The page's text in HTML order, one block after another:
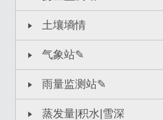
土壤墒情
气象站✎
雨量监测站✎
蒸发量|积水|雪深